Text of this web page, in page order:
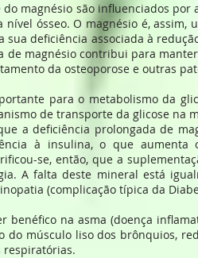
magnésio são influenciados por
nível ósseo. O magnésio é,
sua deficiência associada à
de magnésio contribui para
da osteoporose e outras
para o metabolismo da
de transporte da glicose na
a deficiência prolongada de
à insulina, o que
se, então, que a
A falta deste mineral está
(complicação típica da
benéfico na asma (doença
do músculo liso dos brônquios,
respiratórias.